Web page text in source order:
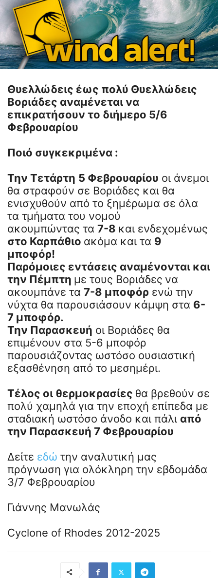
Θυελλώδεις έως πολύ Θυελλώδεις
Βοριάδες αναμένεται να
επικρατήσουν το διήμερο 5/6
Φεβρουαρίου
Ποιό συγκεκριμένα :
Την Τετάρτη 5 Φεβρουαρίου οι άνεμοι
θα στραφούν σε Βοριάδες και θα
ενισχυθούν από το ξημέρωμα σε όλα
τα τμήματα του νομού
ακουμπώντας τα 7-8 και ενδεχομένως
στο Καρπάθιο ακόμα και τα 9
μποφόρ!
Παρόμοιες εντάσεις αναμένονται και
την Πέμπτη με τους Βοριάδες να
ακουμπάνε τα 7-8 μποφόρ ενώ την
νύχτα θα παρουσιάσουν κάμψη στα 6-
7 μποφόρ.
Την Παρασκευή οι Βοριάδες θα
επιμένουν στα 5-6 μποφόρ
παρουσιάζοντας ωστόσο ουσιαστική
εξασθένηση από το μεσημέρι.
Τέλος οι θερμοκρασίες θα βρεθούν σε
πολύ χαμηλά για την εποχή επίπεδα με
σταδιακή ωστόσο άνοδο και πάλι από
την Παρασκευή 7 Φεβρουαρίου
Δείτε εδώ την αναλυτική μας
πρόγνωση για ολόκληρη την εβδομάδα
3/7 Φεβρουαρίου
Γιάννης Μανωλάς
Cyclone of Rhodes 2012-2025